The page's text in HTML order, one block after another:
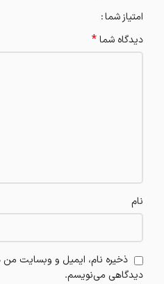
امتیاز شما
دیدگاه شما*
نام
ذخیره نام، ایمیل و وبسایت من
دیدگاهی می‌نویسم.